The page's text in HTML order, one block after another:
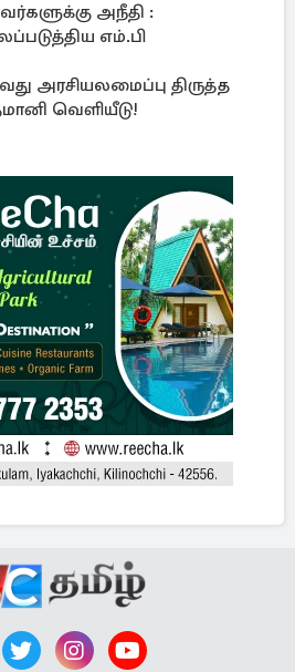
அநீதி :
எம்.பி
அரசியலமைப்பு திருத்த
வெளியீடு!